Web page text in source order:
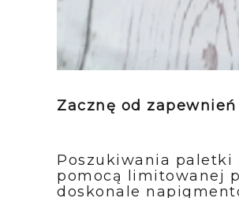
Zacznę od
Poszukiwania paletki
pomocą limitowanej
doskonale